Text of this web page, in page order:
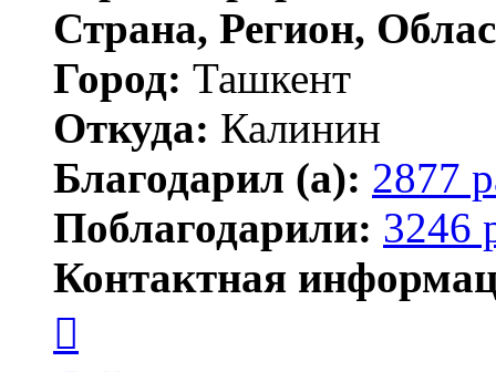
Страна, Регион,
Город: Ташкент
Откуда: Калинин
Благодарил (а): 2877
Поблагодарили: 3246
Контактная
пользователя